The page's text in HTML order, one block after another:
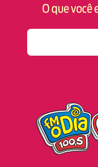
O que você